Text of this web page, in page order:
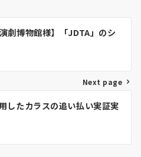
劇博物館様】「JDTA」のシ
Next page
したカラスの追い払い実証実